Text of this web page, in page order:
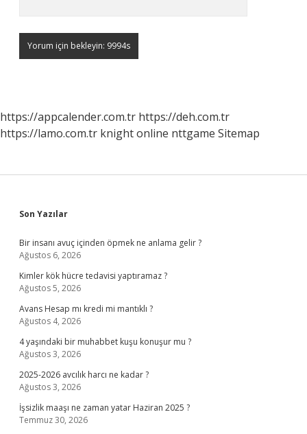
https://appcalender.com.tr https://deh.com.tr
https://lamo.com.tr knight online nttgame Sitemap
Sidebar
Son Yazılar
Bir insanı avuç içinden öpmek ne anlama gelir ?
Ağustos 6, 2026
Kimler kök hücre tedavisi yaptıramaz ?
Ağustos 5, 2026
Avans Hesap mı kredi mi mantıklı ?
Ağustos 4, 2026
4 yaşındaki bir muhabbet kuşu konuşur mu ?
Ağustos 3, 2026
2025-2026 avcılık harcı ne kadar ?
Ağustos 3, 2026
İşsizlik maaşı ne zaman yatar Haziran 2025 ?
Temmuz 30, 2026